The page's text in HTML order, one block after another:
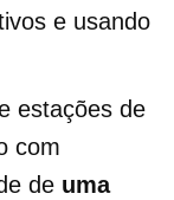
e usando
estações de
com
de uma